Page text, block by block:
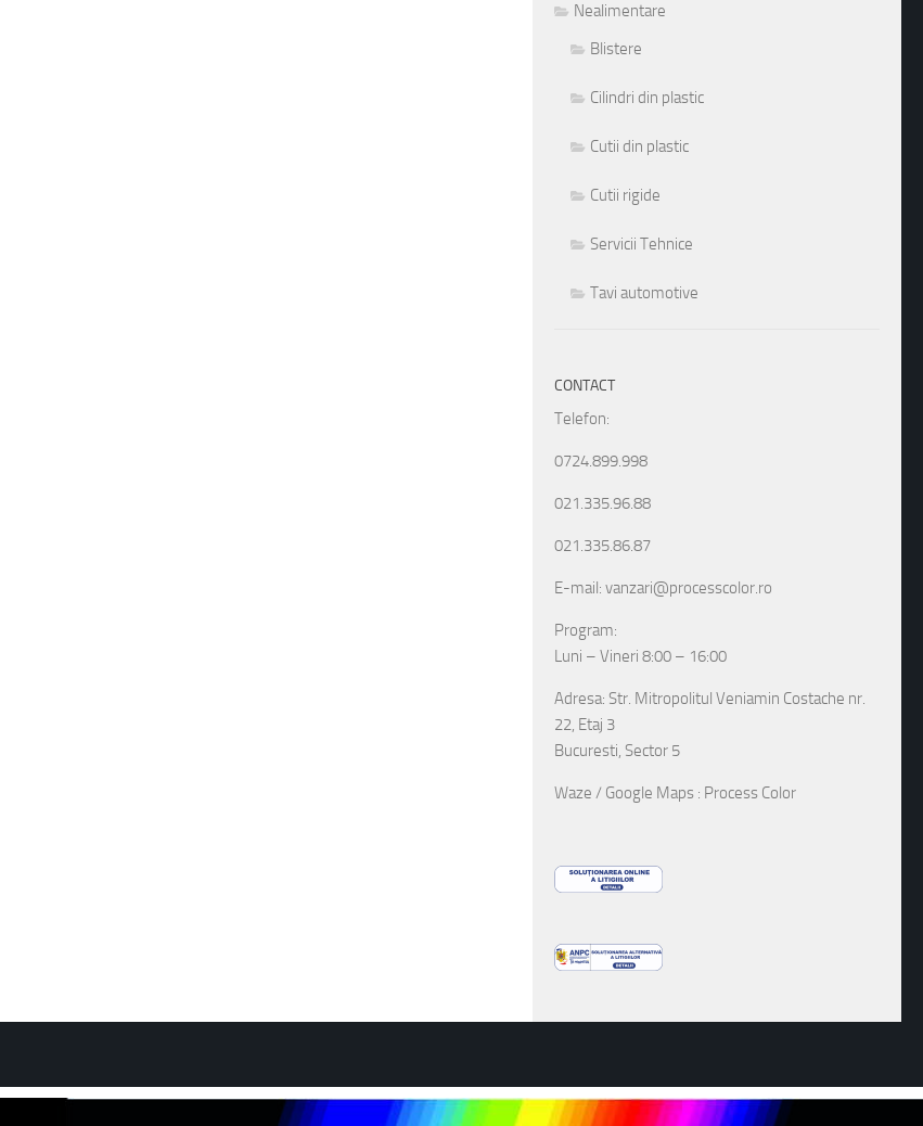
Nealimentare
Blistere
Cilindri din plastic
Cutii din plastic
Cutii rigide
Servicii Tehnice
Tavi automotive
CONTACT
Telefon:
0724.899.998
021.335.96.88
021.335.86.87
E-mail: vanzari@processcolor.ro
Program:
Luni – Vineri 8:00 – 16:00
Adresa: Str. Mitropolitul Veniamin Costache nr.
22, Etaj 3
Bucuresti, Sector 5
Waze / Google Maps : Process Color